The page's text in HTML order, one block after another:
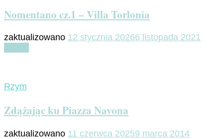
Nomentano cz.1 – Villa Torlonia
zaktualizowano 12 stycznia 20266 listopada 2021
Rzym
Zdążając ku Piazza Navona
zaktualizowano 11 czerwca 20259 marca 2014